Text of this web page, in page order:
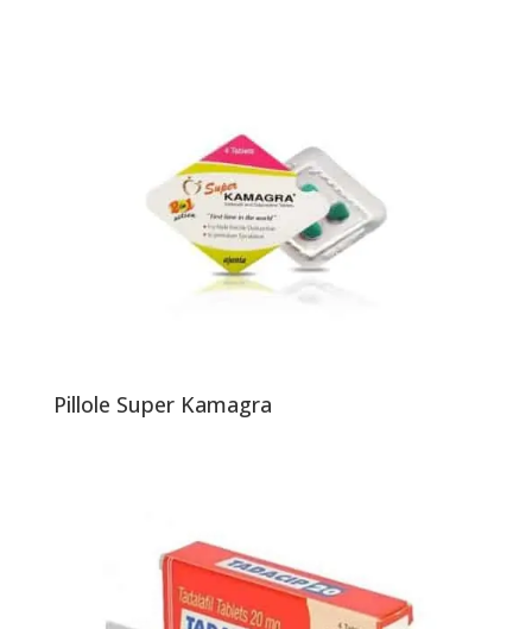
Pillole Super Kamagra